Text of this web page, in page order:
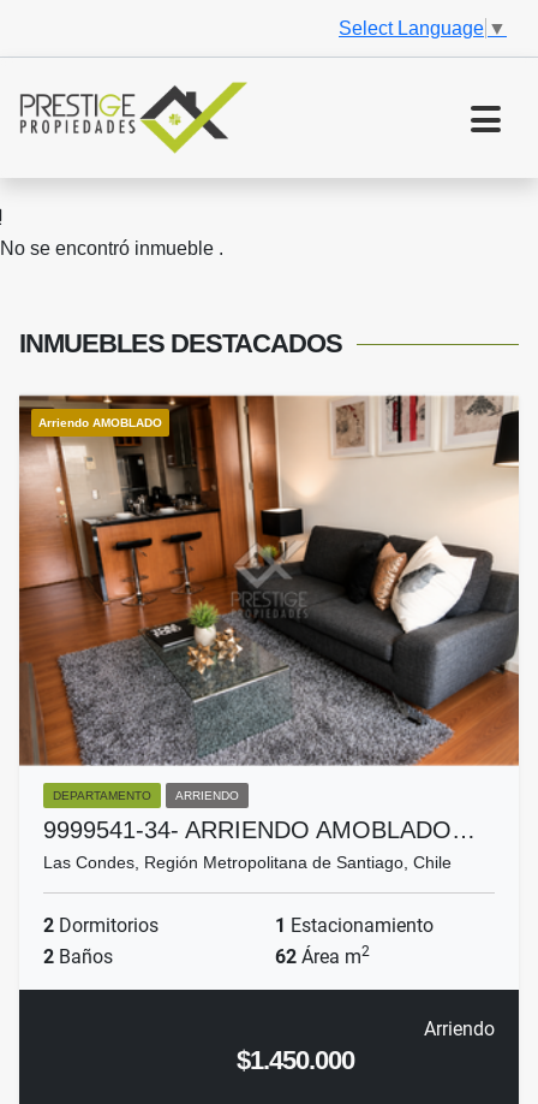
Select Language ▼
No se encontró inmueble .
INMUEBLES DESTACADOS
Arriendo AMOBLADO
DEPARTAMENTO ARRIENDO
9999541-34- ARRIENDO AMOBLADO…
Las Condes, Región Metropolitana de Santiago, Chile
2 Dormitorios 1 Estacionamiento
2 Baños 62 Área m2
Arriendo
$1.450.000